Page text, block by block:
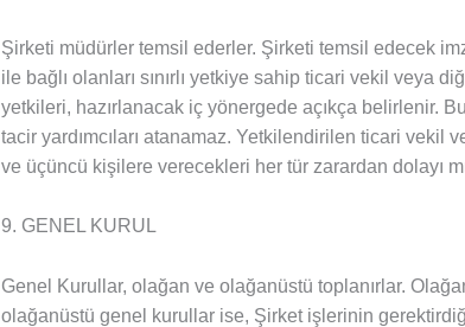
Şirketi müdürler temsil ederler. Şirketi temsil edecek
ile bağlı olanları sınırlı yetkiye sahip ticari vekil veya
yetkileri, hazırlanacak iç yönergede açıkça belirlenir.
tacir yardımcıları atanamaz. Yetkilendirilen ticari vekil
ve üçüncü kişilere verecekleri her tür zarardan dolayı
9. GENEL KURUL
Genel Kurullar, olağan ve olağanüstü toplanırlar.
olağanüstü genel kurullar ise, Şirket işlerinin